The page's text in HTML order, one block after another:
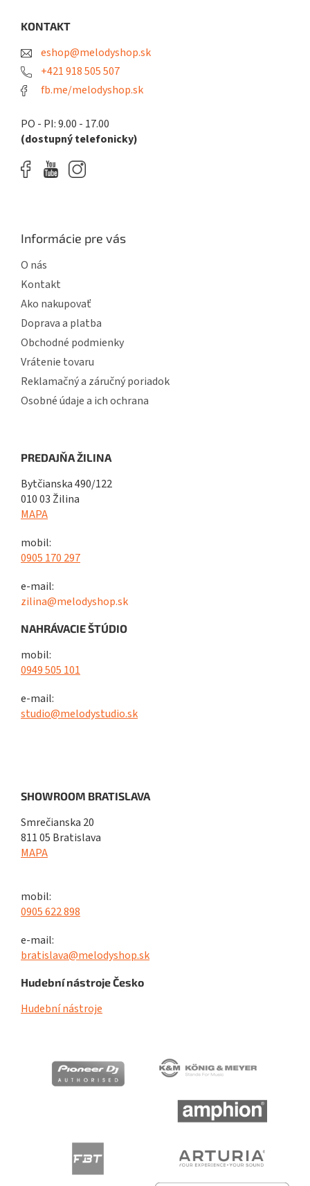
KONTAKT
eshop@melodyshop.sk
+421 918 505 507
fb.me/melodyshop.sk
PO - PI: 9.00 - 17.00
(dostupný telefonicky)
Informácie pre vás
O nás
Kontakt
Ako nakupovať
Doprava a platba
Obchodné podmienky
Vrátenie tovaru
Reklamačný a záručný poriadok
Osobné údaje a ich ochrana
PREDAJŇA ŽILINA
Bytčianska 490/122
010 03 Žilina
MAPA
mobil:
0905 170 297
e-mail:
zilina@melodyshop.sk
NAHRÁVACIE ŠTÚDIO
mobil:
0949 505 101
e-mail:
studio@melodystudio.sk
SHOWROOM BRATISLAVA
Smrečianska 20
811 05 Bratislava
MAPA
mobil:
0905 622 898
e-mail:
bratislava@melodyshop.sk
Hudební nástroje Česko
Hudební nástroje